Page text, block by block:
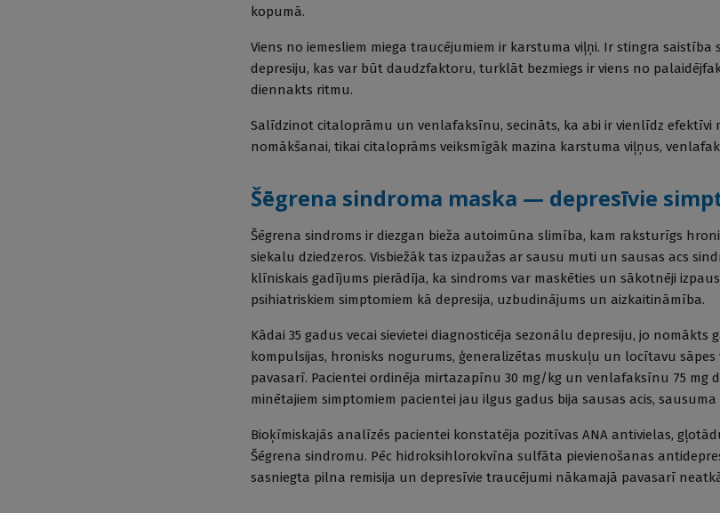
kopumā.
Viens no iemesliem miega traucējumiem ir karstuma viļņi. Ir stingra
depresiju, kas var būt daudzfaktoru, turklāt bezmiegs ir viens no
diennakts ritmu.
Salīdzinot citaloprāmu un venlafaksīnu, secināts, ka abi ir vienlīdz efektīvi
nomākšanai, tikai citaloprāms veiksmīgāk mazina karstuma viļņus,
Šēgrena sindroma maska — depresīvie
Šēgrena sindroms ir diezgan bieža autoimūna slimība, kam raksturīgs
siekalu dziedzeros. Visbiežāk tas izpaužas ar sausu muti un sausas acs
klīniskais gadījums pierādīja, ka sindroms var maskēties un sākotnēji
psihiatriskiem simptomiem kā depresija, uzbudinājums un aizkaitināmība.
Kādai 35 gadus vecai sievietei diagnosticēja sezonālu depresiju, jo nomākts
kompulsijas, hronisks nogurums, ģeneralizētas muskuļu un locītavu sāpes
pavasarī. Pacientei ordinēja mirtazapīnu 30 mg/kg un venlafaksīnu 75 mg
minētajiem simptomiem pacientei jau ilgus gadus bija sausas acis,
Bioķīmiskajās analīzēs pacientei konstatēja pozitīvas ANA antivielas,
Šēgrena sindromu. Pēc hidroksihlorokvīna sulfāta pievienošanas
sasniegta pilna remisija un depresīvie traucējumi nākamajā pavasarī